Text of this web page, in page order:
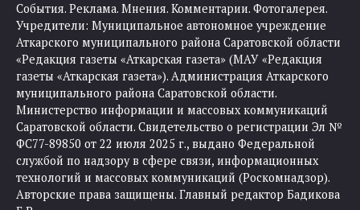
События. Реклама. Мнения. Комментарии. Фотогалерея.
Учредители: Муниципальное автономное учреждение
Аткарского муниципального района Саратовской области
«Редакция газеты «Аткарская газета» (МАУ «Редакция
газеты «Аткарская газета»). Администрация Аткарского
муниципального района Саратовской области.
Министерство информации и массовых коммуникаций
Саратовской области. Свидетельство о регистрации Эл №
ФС77-89850 от 22 июля 2025 г., выдано Федеральной
службой по надзору в сфере связи, информационных
технологий и массовых коммуникаций (Роскомнадзор).
Авторские права защищены. Главный редактор Бадикова